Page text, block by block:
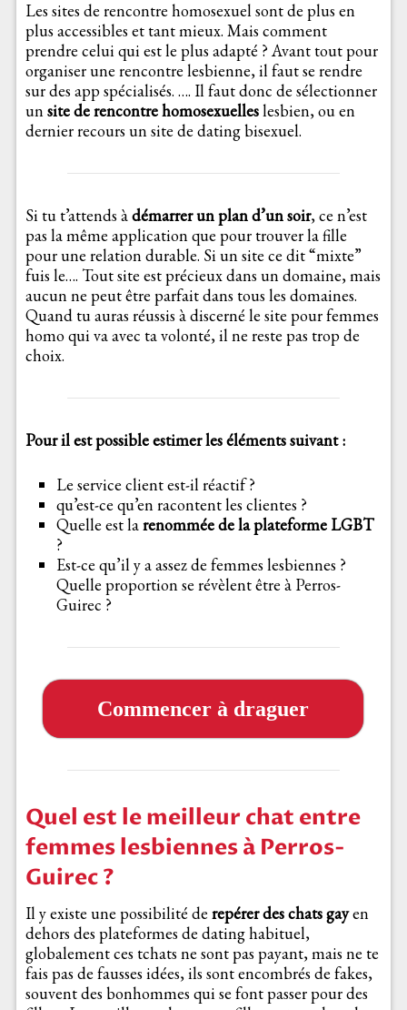
Les sites de rencontre homosexuel sont de plus en
plus accessibles et tant mieux. Mais comment
prendre celui qui est le plus adapté ? Avant tout pour
organiser une rencontre lesbienne, il faut se rendre
sur des app spécialisés. …. Il faut donc de sélectionner
unsite de rencontre homosexuelleslesbien, ou en
dernier recours un site de dating bisexuel.
Si tu t’attends àdémarrer un plan d’un soir, ce n’est
pas la même application que pour trouver la fille
pour une relation durable. Si un site ce dit “mixte”
fuis le…. Tout site est précieux dans un domaine, mais
aucun ne peut être parfait dans tous les domaines.
Quand tu auras réussis à discerné le site pour femmes
homo qui va avec ta volonté, il ne reste pas trop de
choix.
Pour il est possible estimer les éléments suivant :
Le service client est-il réactif ?
qu’est-ce qu’en racontent les clientes ?
Quelle est larenommée de la plateforme LGBT
?
Est-ce qu’il y a assez de femmes lesbiennes ?
Quelle proportion se révèlent être à Perros-
Guirec ?
Commencer à draguer
Quel est le meilleur chat entre
femmes lesbiennes à Perros-
Guirec ?
Il y existe une possibilité de repérer des chats gayen
dehors des plateformes de dating habituel,
globalement ces tchats ne sont pas payant, mais ne te
fais pas de fausses idées, ils sont encombrés de fakes,
souvent des bonhommes qui se font passer pour des